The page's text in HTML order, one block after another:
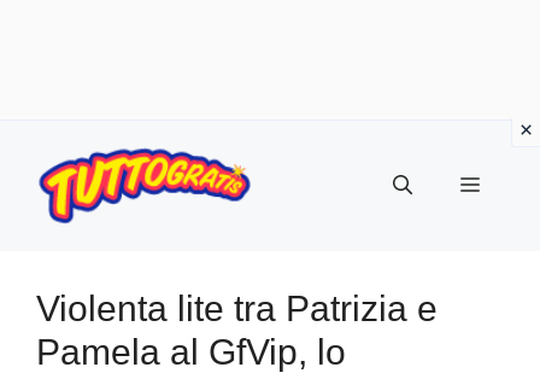
contenuto
Menu
Violenta lite tra Patrizia e
Pamela al GfVip, lo